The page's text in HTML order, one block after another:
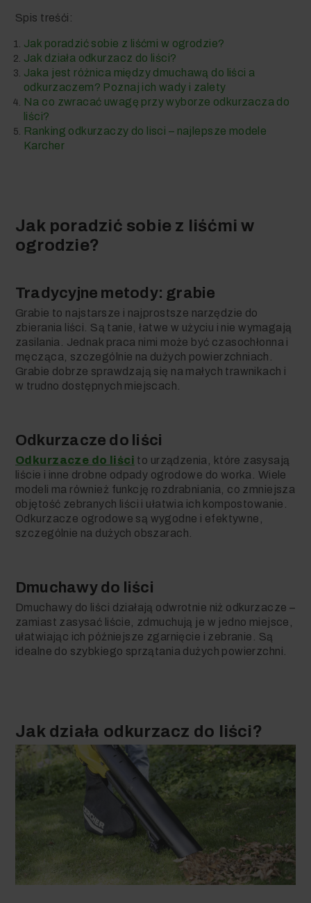
Spis treśći:
Jak poradzić sobie z liśćmi w ogrodzie?
Jak działa odkurzacz do liści?
Jaka jest różnica między dmuchawą do liści a
odkurzaczem? Poznaj ich wady i zalety
Na co zwracać uwagę przy wyborze odkurzacza do
liści?
Ranking odkurzaczy do lisci – najlepsze modele
Karcher
Jak poradzić sobie z liśćmi w
ogrodzie?
Tradycyjne metody: grabie
Grabie to najstarsze i najprostsze narzędzie do
zbierania liści. Są tanie, łatwe w użyciu i nie wymagają
zasilania. Jednak praca nimi może być czasochłonna i
męcząca, szczególnie na dużych powierzchniach.
Grabie dobrze sprawdzają się na małych trawnikach i
w trudno dostępnych miejscach.
Odkurzacze do liści
Odkurzacze do liści to urządzenia, które zasysają
liście i inne drobne odpady ogrodowe do worka. Wiele
modeli ma również funkcję rozdrabniania, co zmniejsza
objętość zebranych liści i ułatwia ich kompostowanie.
Odkurzacze ogrodowe są wygodne i efektywne,
szczególnie na dużych obszarach.
Dmuchawy do liści
Dmuchawy do liści działają odwrotnie niż odkurzacze –
zamiast zasysać liście, zdmuchują je w jedno miejsce,
ułatwiając ich późniejsze zgarnięcie i zebranie. Są
idealne do szybkiego sprzątania dużych powierzchni.
Jak działa odkurzacz do liści?